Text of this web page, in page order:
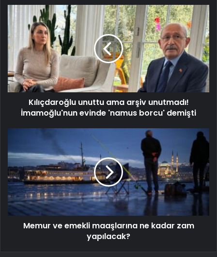
Kılıçdaroğlu unuttu ama arşiv unutmadı!
İmamoğlu'nun evinde 'namus borcu' demişti
Memur ve emekli maaşlarına ne kadar zam
yapılacak?